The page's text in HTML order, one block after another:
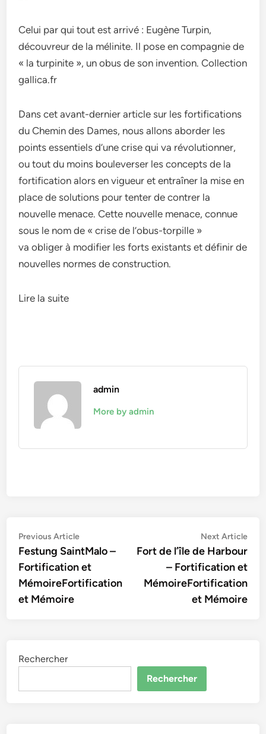
Celui par qui tout est arrivé : Eugène Turpin,
découvreur de la mélinite. Il pose en compagnie de
« la turpinite », un obus de son invention. Collection
gallica.fr
Dans cet avant-dernier article sur les fortifications
du Chemin des Dames, nous allons aborder les
points essentiels d’une crise qui va révolutionner,
ou tout du moins bouleverser les concepts de la
fortification alors en vigueur et entraîner la mise en
place de solutions pour tenter de contrer la
nouvelle menace. Cette nouvelle menace, connue
sous le nom de « crise de l’obus-torpille »
va obliger à modifier les forts existants et définir de
nouvelles normes de construction.
Lire la suite
admin
More by admin
Navigation
de
l’article
Previous ArticlePrevious
article:
Festung SaintMalo –
Fortification et
MémoireFortification
et Mémoire
Next Article
Fort de l’île de Harbour
– Fortification et
MémoireFortification
et Mémoire
Rechercher
Rechercher